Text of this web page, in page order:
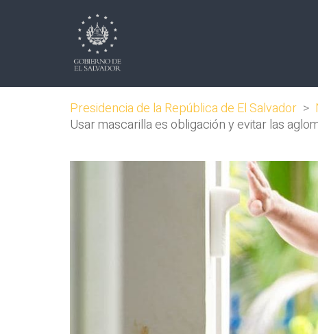
Presidencia de la República de El Salvador >
Usar mascarilla es obligación y evitar las